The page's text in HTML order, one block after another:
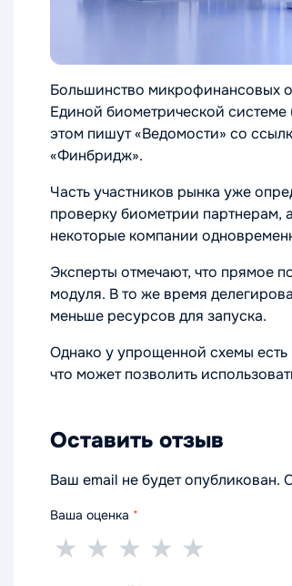
Большинство микрофинансовых
Единой биометрической
этом пишут «Ведомости» со
«Финбридж».
Часть участников рынка уже
проверку биометрии партнерам,
некоторые компании
Эксперты отмечают, что прямое
модуля. В то же время
меньше ресурсов для запуска.
Однако у упрощенной схемы есть
что может позволить
Оставить отзыв
Ваш email не будет опубликован.
Ваша оценка *
5
★
4
★
3
★
2
★
1
★